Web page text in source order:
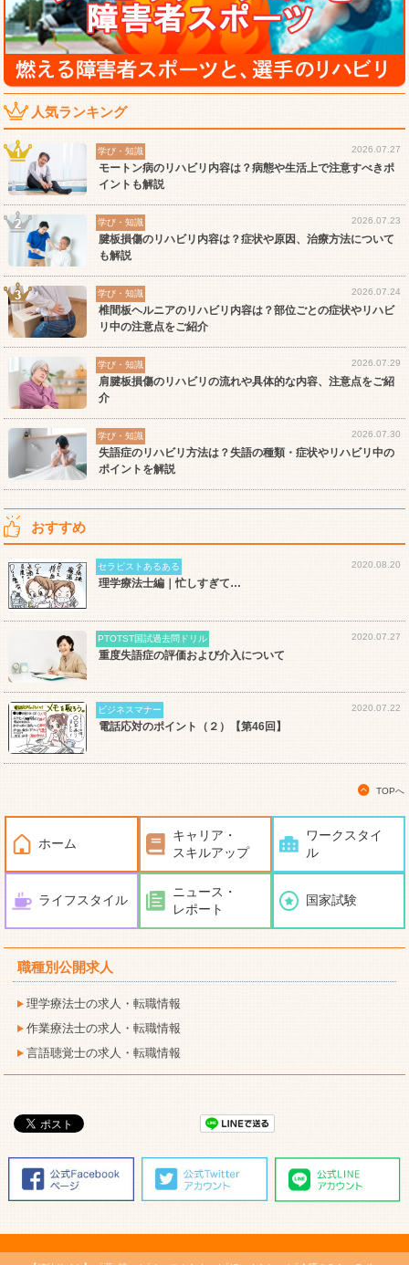
人気ランキング
学び・知識 2026.07.27
モートン病のリハビリ内容は？病態や生活上で注意すべきポ
イントも解説
学び・知識 2026.07.23
腱板損傷のリハビリ内容は？症状や原因、治療方法について
も解説
学び・知識 2026.07.24
椎間板ヘルニアのリハビリ内容は？部位ごとの症状やリハビ
リ中の注意点をご紹介
学び・知識 2026.07.29
肩腱板損傷のリハビリの流れや具体的な内容、注意点をご紹
介
学び・知識 2026.07.30
失語症のリハビリ方法は？失語の種類・症状やリハビリ中の
ポイントを解説
おすすめ
セラピストあるある 2020.08.20
理学療法士編｜忙しすぎて…
PTOTST国試過去問ドリル 2020.07.27
重度失語症の評価および介入について
ビジネスマナー 2020.07.22
電話応対のポイント（２）【第46回】
TOPへ
ホーム
キャリア・
スキルアップ
ワークスタイ
ル
ライフスタイル
ニュース・
レポート
国家試験
職種別公開求人
理学療法士の求人・転職情報
作業療法士の求人・転職情報
言語聴覚士の求人・転職情報